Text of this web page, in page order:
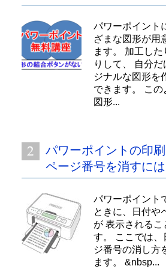
パワーポイント
ざまな図形が用
ます。 加工した
りして、 自分だ
ジナルな図形を
できます。 この
図形...
パワーポイントの印
ページ番号を消すには
パワーポイント
ときに、日付や
が 表示されるこ
す。 ここでは、
ジ番号の消し方
ます。 &nbsp...